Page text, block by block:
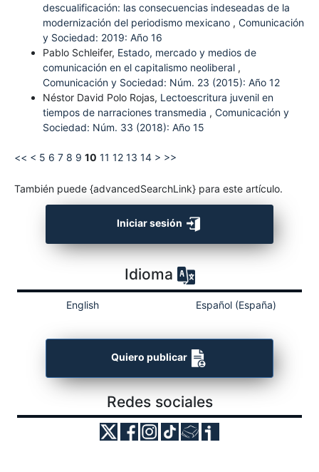
descualificación: las consecuencias indeseadas de la
modernización del periodismo mexicano , Comunicación
y Sociedad: 2019: Año 16
Pablo Schleifer, Estado, mercado y medios de
comunicación en el capitalismo neoliberal ,
Comunicación y Sociedad: Núm. 23 (2015): Año 12
Néstor David Polo Rojas, Lectoescritura juvenil en
tiempos de narraciones transmedia , Comunicación y
Sociedad: Núm. 33 (2018): Año 15
<< < 5 6 7 8 9 10 11 12 13 14 > >>
También puede {advancedSearchLink} para este artículo.
Iniciar sesión
Idioma
English Español (España)
Quiero publicar
Redes sociales